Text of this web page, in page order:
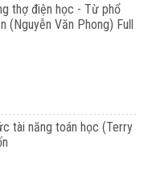
thợ điện học - Từ phổ
(Nguyễn Văn Phong) Full
tài năng toán học (Terry